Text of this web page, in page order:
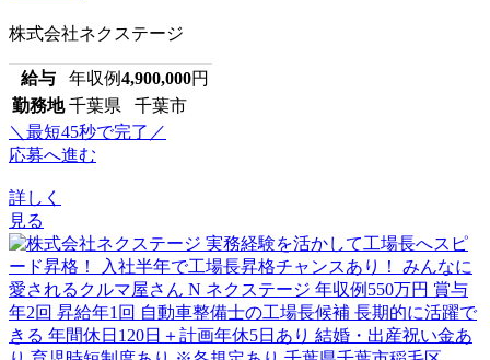
株式会社ネクステージ
給与 年収例4,900,000円
勤務地 千葉県 千葉市
＼最短45秒で完了／
応募へ進む
詳しく
見る